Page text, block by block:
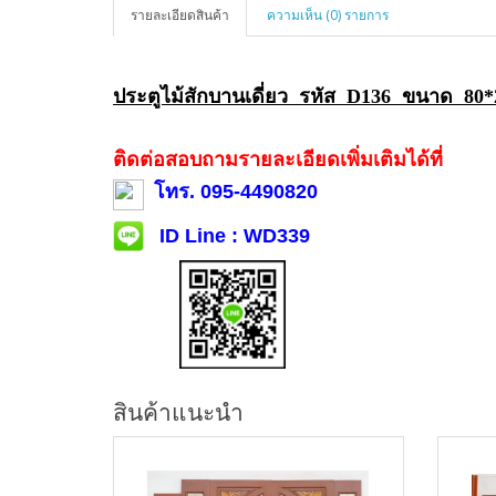
รายละเอียดสินค้า ความเห็น (0) รายการ
ประตูไม้สักบานเดี่ยว รหัส D136 ขนาด
ติดต่อสอบถามรายละเอียดเพิ่มเติมได้ที่
โทร. 095-4490820
ID Line : WD339
สินค้าแนะนำ